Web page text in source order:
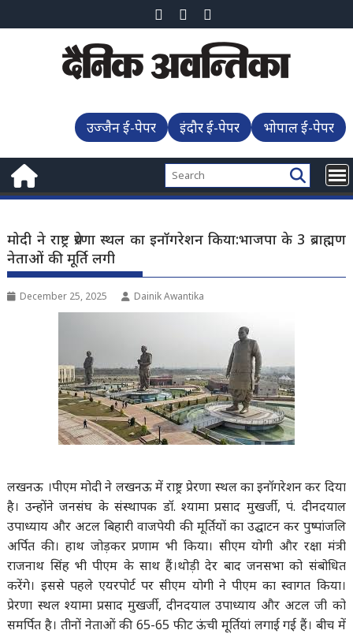
to
उज्जैन ई-पेपर इंदौर ई-पेपर भोपाल ई-पेपर
मोदी ने राष्ट्र प्रेरणा स्थल का इनॉगरेशन किया:भाजपा के 3 ब्राह्मण
नेताओं की मूर्ति लगी
December 25, 2025 Dainik Awantika
लखनऊ ।पीएम मोदी ने लखनऊ में राष्ट्र प्रेरणा स्थल का इनॉगरेशन कर दिया
है। उन्होंने जनसंघ के संस्थापक डॉ. श्यामा प्रसाद मुखर्जी, पं. दीनदयाल
उपाध्याय और अटल बिहारी वाजपेयी की मूर्तियों का उद्घाटन कर पुष्पांजलि
अर्पित की। हाथ जोड़कर प्रणाम भी किया। सीएम योगी और रक्षा मंत्री
राजनाथ सिंह भी पीएम के साथ हैं।थोड़ी देर बाद जनसभा को संबोधित
करेंगे। इससे पहले एयरपोर्ट पर सीएम योगी ने पीएम का स्वागत किया।
प्रेरणा स्थल श्यामा प्रसाद मुखर्जी, दीनदयाल उपाध्याय और अटल जी को
समर्पित है। तीनों नेताओं की 65-65 फीट ऊंची मूर्तियां लगाई गई हैं। बीच में